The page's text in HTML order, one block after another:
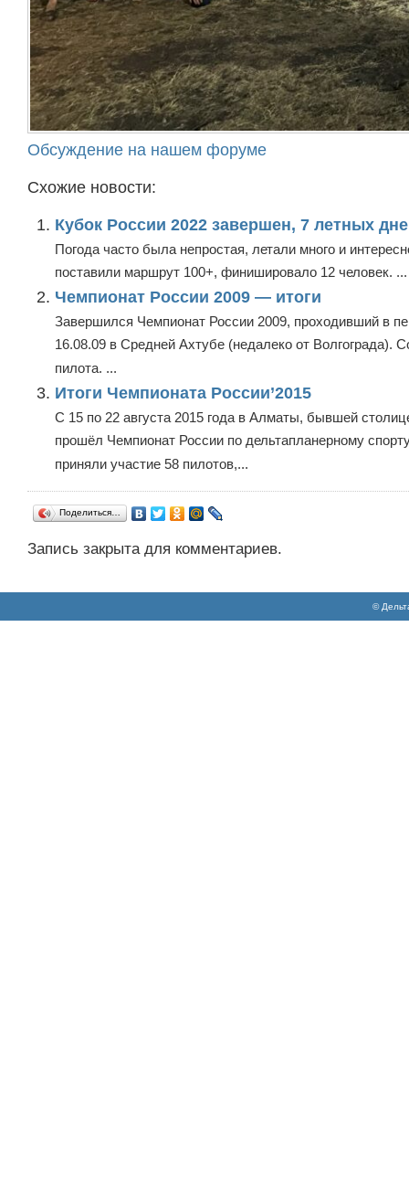
Обсуждение на нашем форуме
Схожие новости:
Кубок России 2022 завершен, 7 летных
Погода часто была непростая, летали много и
поставили маршрут 100+, финишировало 12 человек. ...
Чемпионат России 2009 — итоги
Завершился Чемпионат России 2009, проходивший в
16.08.09 в Средней Ахтубе (недалеко от Волгограда).
пилота. ...
Итоги Чемпионата России’2015
С 15 по 22 августа 2015 года в Алматы, бывшей
прошёл Чемпионат России по дельтапланерному
приняли участие 58 пилотов,...
Поделиться…
Запись закрыта для комментариев.
©